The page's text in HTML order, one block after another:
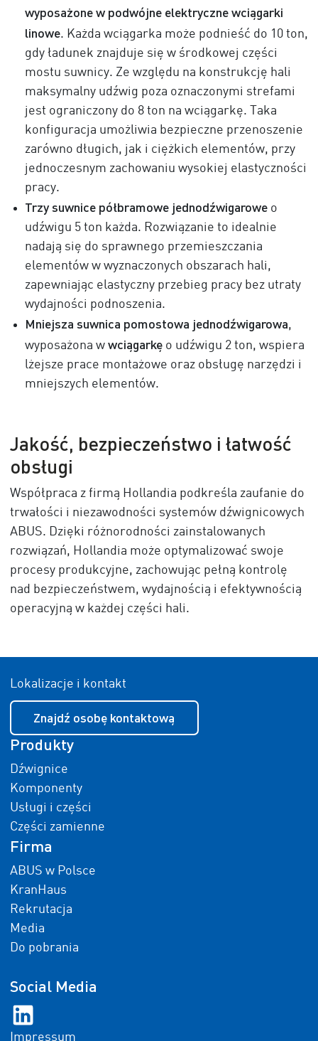
wyposażone w podwójne elektrycznewciągarki
linowe. Każda wciągarka może podnieść do 10 ton,
gdy ładunek znajduje się w środkowej części
mostu suwnicy. Ze względu na konstrukcję hali
maksymalny udźwig poza oznaczonymi strefami
jest ograniczony do 8 ton na wciągarkę. Taka
konfiguracja umożliwia bezpieczne przenoszenie
zarówno długich, jak i ciężkich elementów, przy
jednoczesnym zachowaniu wysokiej elastyczności
pracy.
Trzy suwnice półbramowe jednodźwigarowe o
udźwigu 5 ton każda. Rozwiązanie to idealnie
nadają się do sprawnego przemieszczania
elementów w wyznaczonych obszarach hali,
zapewniając elastyczny przebieg pracy bez utraty
wydajności podnoszenia.
Mniejsza suwnica pomostowa jednodźwigarowa,
wyposażona wwciągarkę o udźwigu 2 ton, wspiera
lżejsze prace montażowe oraz obsługę narzędzi i
mniejszych elementów.
Jakość, bezpieczeństwo i łatwość
obsługi
Współpraca z firmą Hollandia podkreśla zaufanie do
trwałości i niezawodności systemów dźwignicowych
ABUS. Dzięki różnorodności zainstalowanych
rozwiązań, Hollandia może optymalizować swoje
procesy produkcyjne, zachowując pełną kontrolę
nad bezpieczeństwem, wydajnością i efektywnością
operacyjną w każdej części hali.
Lokalizacje i kontakt
Znajdź osobę kontaktową
Produkty
Dźwignice
Komponenty
Usługi i części
Części zamienne
Firma
ABUS w Polsce
KranHaus
Rekrutacja
Media
Do pobrania
Social Media
Impressum